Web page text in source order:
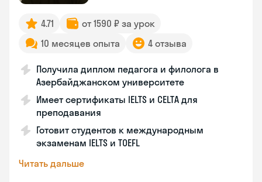
4.71
от 1590 ₽ за урок
10 месяцев опыта
4 отзыва
Получила диплом педагога и филолога в
Азербайджанском университете
Имеет сертификаты IELTS и CELTA для
преподавания
Готовит студентов к международным
экзаменам IELTS и TOEFL
Читать дальше